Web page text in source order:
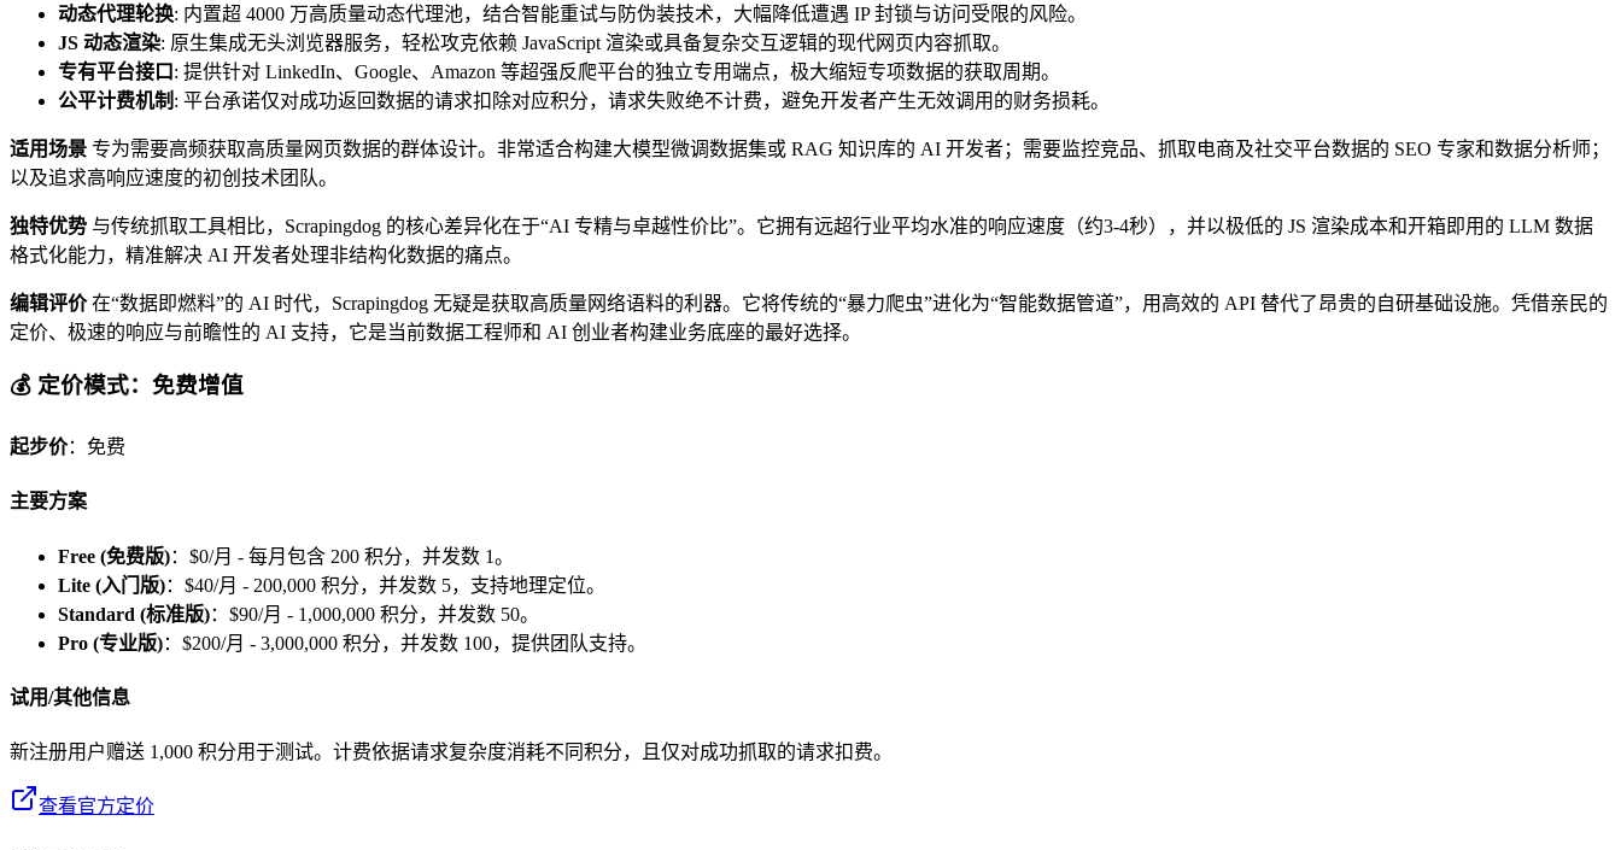
动态代理轮换: 内置超 4000 万高质量动态代理池，结合智能重试与防伪装技术，大幅降低遭遇 IP 封锁与访问受限的风险。
JS 动态渲染: 原生集成无头浏览器服务，轻松攻克依赖 JavaScript 渲染或具备复杂交互逻辑的现代网页内容抓取。
专有平台接口 : 提供针对 LinkedIn、Google、Amazon 等超强反爬平台的独立专用端点，极大缩短专项数据的获取周期。
公平计费机制 : 平台承诺仅对成功返回数据的请求扣除对应积分，请求失败绝不计费，避免开发者产生无效调用的财务损耗。
适用场景 专为需要高频获取高质量网页数据的群体设计。非常适合构建大模型微调数据集或 RAG 知识库的 AI 开发者；需要监控竞品、抓取电商及社交平台数据的 SEO 专家和数据分析师；
以及追求高响应速度的初创技术团队。
独特优势 与传统抓取工具相比，Scrapingdog 的核心差异化在于“AI 专精与卓越性价比”。它拥有远超行业平均水准的响应速度（约3-4秒），并以极低的 JS 渲染成本和开箱即用的 LLM 数据
格式化能力，精准解决 AI 开发者处理非结构化数据的痛点。
编辑评价在“数据即燃料”的 AI 时代，Scrapingdog 无疑是获取高质量网络语料的利器。它将传统的“暴力爬虫”进化为“智能数据管道”，用高效的 API 替代了昂贵的自研基础设施。凭借亲民的
定价、极速的响应与前瞻性的 AI 支持，它是当前数据工程师和 AI 创业者构建业务底座的最好选择。
💰 定价模式：免费增值
起步价：免费
主要方案
Free (免费版)：$0/月 - 每月包含 200 积分，并发数 1。
Lite (入门版)：$40/月 - 200,000 积分，并发数 5，支持地理定位。
Standard (标准版)：$90/月 - 1,000,000 积分，并发数 50。
Pro (专业版)：$200/月 - 3,000,000 积分，并发数 100，提供团队支持。
试用/其他信息
新注册用户赠送 1,000 积分用于测试。计费依据请求复杂度消耗不同积分，且仅对成功抓取的请求扣费。
查看官方定价